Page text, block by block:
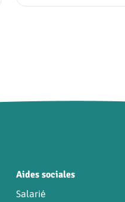
Aides sociales
Salarié